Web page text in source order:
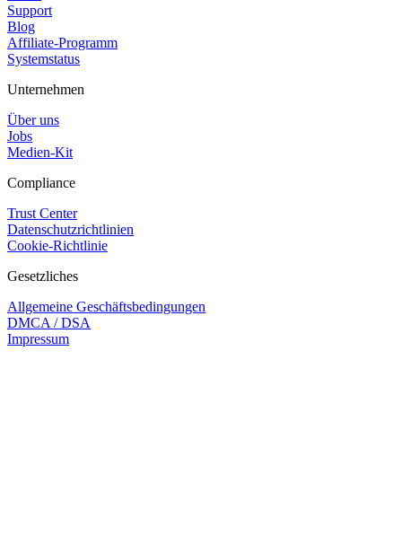
Support
Blog
Affiliate-Programm
Systemstatus
Unternehmen
Über uns
Jobs
Medien-Kit
Compliance
Trust Center
Datenschutzrichtlinien
Cookie-Richtlinie
Gesetzliches
Allgemeine Geschäftsbedingungen
DMCA / DSA
Impressum